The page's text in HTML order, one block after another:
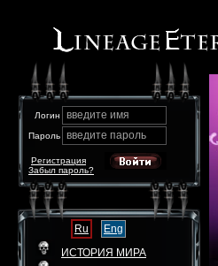
Логин введите имя
Пароль введите пароль
Забыл пароль?
Регистрация
Ru
Eng
ИСТОРИЯ МИРА